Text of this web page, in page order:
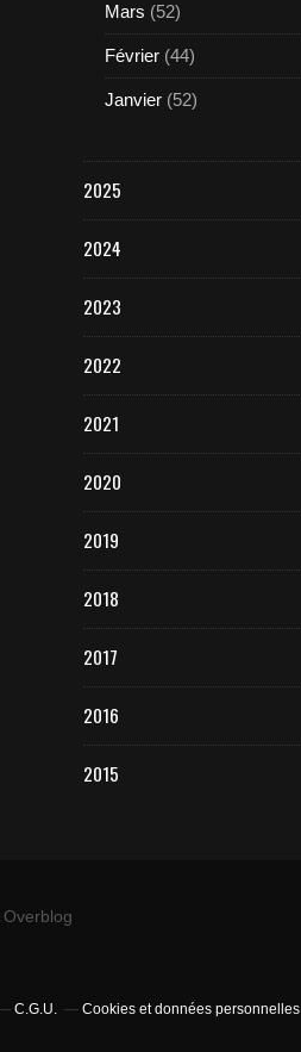
Mars (52)
Février (44)
Janvier (52)
2025
2024
2023
2022
2021
2020
2019
2018
2017
2016
2015
Overblog
C.G.U. Cookies et données personnelles